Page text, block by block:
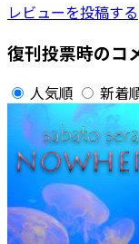
レビューを投稿する
復刊投票時のコ
人気順 新着